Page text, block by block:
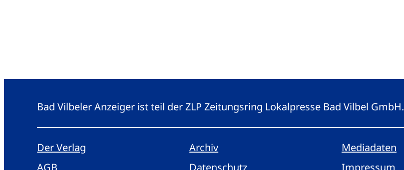
Bad Vilbeler Anzeiger ist teil der ZLP Zeitungsring Lokalpresse Bad Vilbel GmbH.
Der Verlag Archiv Mediadaten